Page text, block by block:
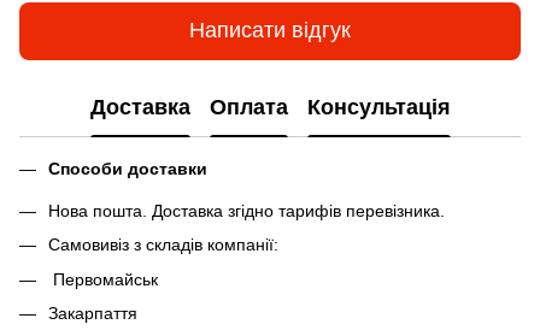
Написати відгук
Доставка Оплата Консультація
Способи доставки
Нова пошта. Доставка згідно тарифів перевізника.
Самовивіз з складів компанії:
Первомайськ
Закарпаття